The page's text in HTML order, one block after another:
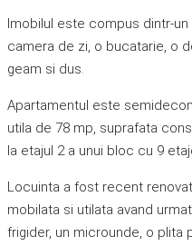
Imobilul este compus dintr-un
camera de zi, o bucatarie, o
geam si dus.
Apartamentul este
utila de 78 mp, suprafata
la etajul 2 a unui bloc cu 9
Locuinta a fost recent
mobilata si utilata avand
frigider, un microunde, o plita